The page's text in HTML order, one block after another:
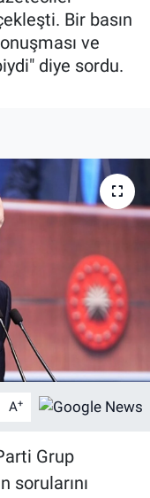
Bir basın
ve
diye sordu.
A+
Grup
sorularını